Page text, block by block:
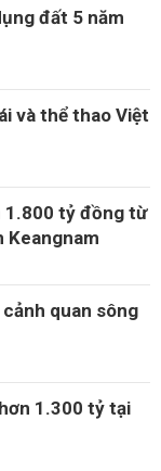
đất 5 năm
và thể thao Việt
1.800 tỷ đồng từ
Keangnam
quan sông
1.300 tỷ tại